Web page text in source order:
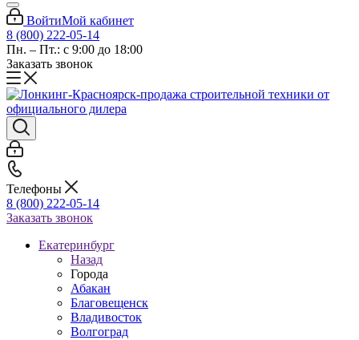
ВойтиМой кабинет
8 (800) 222-05-14
Пн. – Пт.: с 9:00 до 18:00
Заказать звонок
Телефоны
8 (800) 222-05-14
Заказать звонок
Екатеринбург
Назад
Города
Абакан
Благовещенск
Владивосток
Волгоград